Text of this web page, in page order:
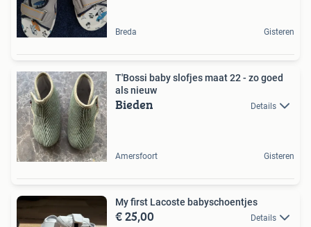
Breda Gisteren
T'Bossi baby slofjes maat 22 - zo goed
als nieuw
Bieden Details
Amersfoort Gisteren
My first Lacoste babyschoentjes
€ 25,00 Details